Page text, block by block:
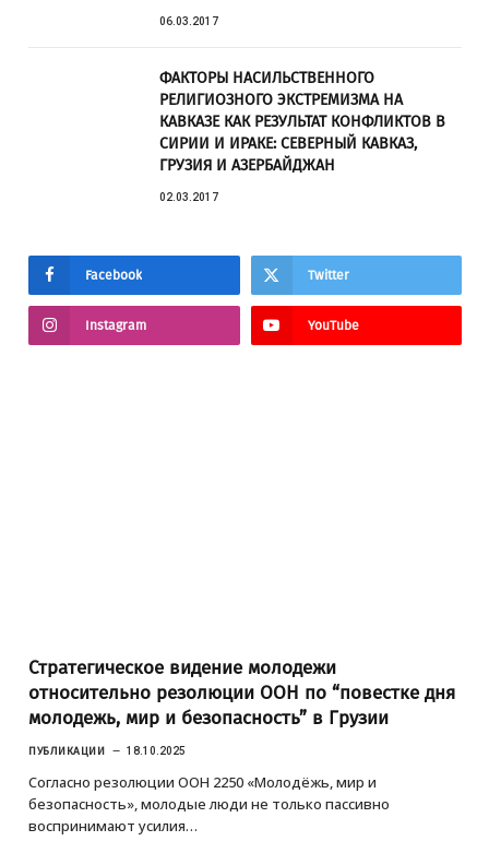
06.03.2017
ФАКТОРЫ НАСИЛЬСТВЕННОГО
РЕЛИГИОЗНОГО ЭКСТРЕМИЗМА НА
КАВКАЗЕ КАК РЕЗУЛЬТАТ КОНФЛИКТОВ В
СИРИИ И ИРАКЕ: СЕВЕРНЫЙ КАВКАЗ,
ГРУЗИЯ И АЗЕРБАЙДЖАН
02.03.2017
Facebook Twitter
Instagram YouTube
Стратегическое видение молодежи
относительно резолюции ООН по “повестке дня
молодежь, мир и безопасность” в Грузии
ПУБЛИКАЦИИ 18.10.2025
Согласно резолюции ООН 2250 «Молодёжь, мир и
безопасность», молодые люди не только пассивно
воспринимают усилия…